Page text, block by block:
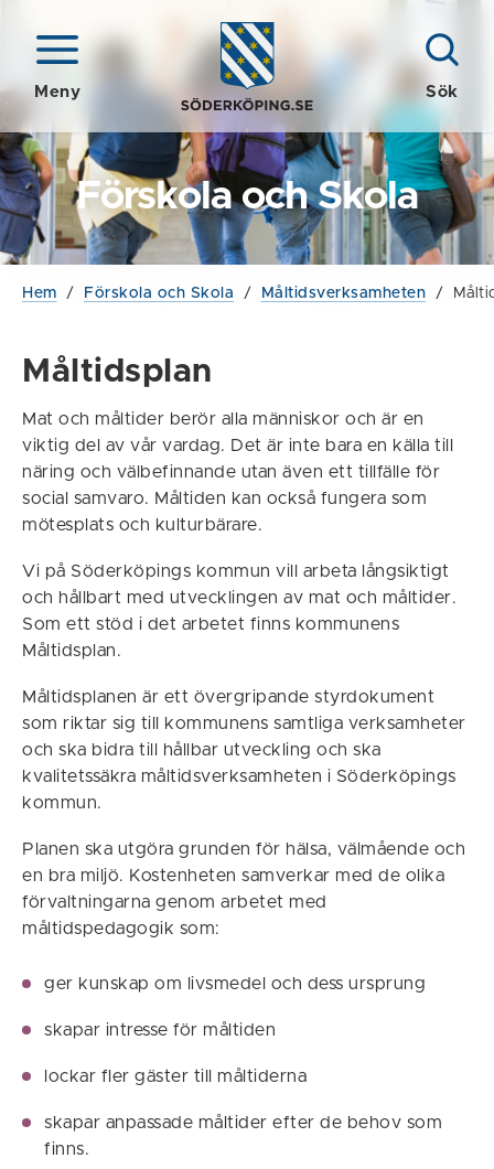
Meny Sök
Förskola och Skola
Hem / Förskola och Skola / Måltidsverksamheten /
Måltidsplan
Mat och måltider berör alla människor och är en
viktig del av vår vardag. Det är inte bara en källa till
näring och välbefinnande utan även ett tillfälle för
social samvaro. Måltiden kan också fungera som
mötesplats och kulturbärare.
Vi på Söderköpings kommun vill arbeta långsiktigt
och hållbart med utvecklingen av mat och måltider.
Som ett stöd i det arbetet finns kommunens
Måltidsplan.
Måltidsplanen är ett övergripande styrdokument
som riktar sig till kommunens samtliga verksamheter
och ska bidra till hållbar utveckling och ska
kvalitetssäkra måltidsverksamheten i Söderköpings
kommun.
Planen ska utgöra grunden för hälsa, välmående och
en bra miljö. Kostenheten samverkar med de olika
förvaltningarna genom arbetet med
måltidspedagogik som:
ger kunskap om livsmedel och dess ursprung
skapar intresse för måltiden
lockar fler gäster till måltiderna
skapar anpassade måltider efter de behov som
finns.